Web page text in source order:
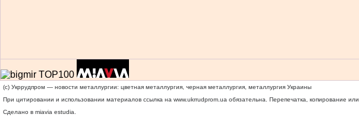
(c) Укррудпром — новости металлургии: цветная металлургия, черная металлургия, металлургия Украины
При цитировании и использовании материалов ссылка на www.ukrrudprom.ua обязательна. Перепечатка, копирование
Сделано в miavia estudia.